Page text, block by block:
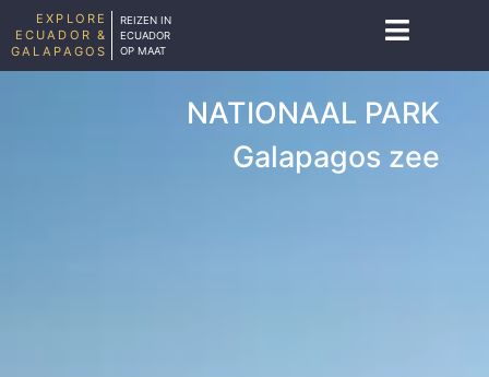
EXPLORE
ECUADOR &
GALAPAGOS
REIZEN IN
ECUADOR
OP MAAT
NATIONAAL PARK
Galapagos zee